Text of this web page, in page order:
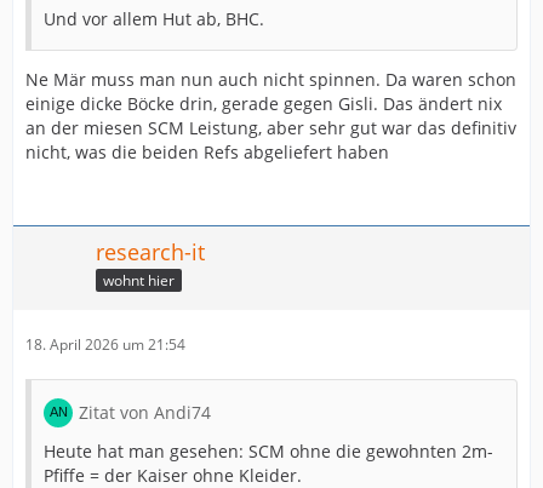
Und vor allem Hut ab, BHC.
Ne Mär muss man nun auch nicht spinnen. Da waren schon
einige dicke Böcke drin, gerade gegen Gisli. Das ändert nix
an der miesen SCM Leistung, aber sehr gut war das definitiv
nicht, was die beiden Refs abgeliefert haben
research-it
wohnt hier
18. April 2026 um 21:54
Zitat von Andi74
Heute hat man gesehen: SCM ohne die gewohnten 2m-
Pfiffe = der Kaiser ohne Kleider.